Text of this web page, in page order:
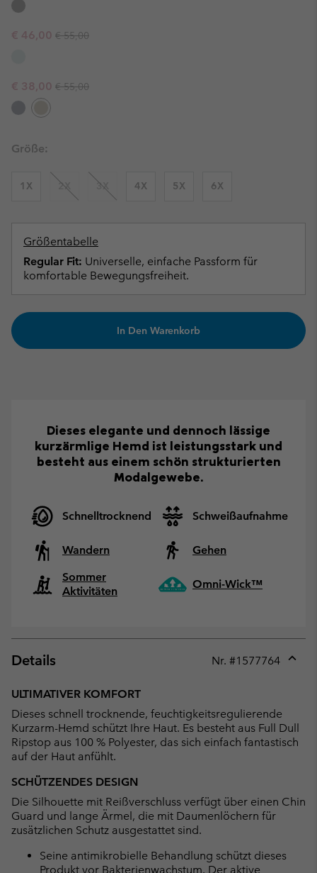
Sale price:
€ 46,00 Regular price:
€ 55,00
Sale price:
€ 38,00 Regular price:
€ 55,00
Größe:
1X 2X 3X 4X 5X 6X
Größentabelle
Regular Fit: Universelle, einfache Passform für
komfortable Bewegungsfreiheit.
In Den Warenkorb
Dieses elegante und dennoch lässige
kurzärmlige Hemd ist leistungsstark und
besteht aus einem schön strukturierten
Modalgewebe.
Schnelltrocknend Schweißaufnahme
Wandern
Gehen
Sommer
Aktivitäten
Omni-Wick™
Details Nr. #1577764
ULTIMATIVER KOMFORT
Dieses schnell trocknende, feuchtigkeitsregulierende
Kurzarm-Hemd schützt Ihre Haut. Es besteht aus Full Dull
Ripstop aus 100 % Polyester, das sich einfach fantastisch
auf der Haut anfühlt.
SCHÜTZENDES DESIGN
Die Silhouette mit Reißverschluss verfügt über einen Chin
Guard und lange Ärmel, die mit Daumenlöchern für
zusätzlichen Schutz ausgestattet sind.
Seine antimikrobielle Behandlung schützt dieses
Produkt vor Bakterienwachstum. Der aktive